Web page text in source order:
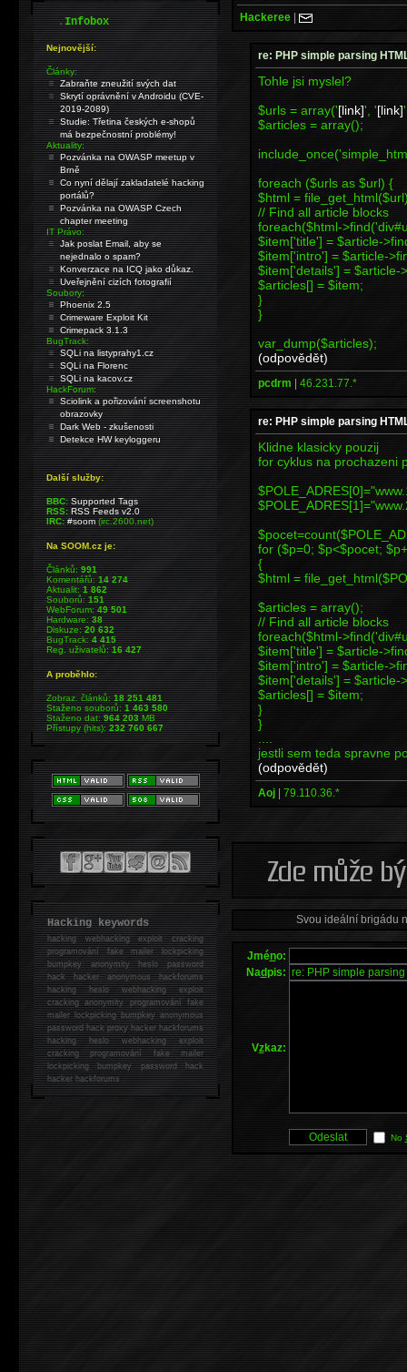
Hackeree |
re: PHP simple parsing
Tohle jsi myslel?
$urls = array('[link]', '[link]
$articles = array();
foreach ($urls as $url) {
$html =
// Find all article blocks
foreach($html-
$item['title'] = $article-
$item['intro'] = $article-
$item['details'] = $article-
$articles[] = $item;
}
}
var_dump($articles);
(odpovědět)
pcdrm | 46.231.77.*
re: PHP simple parsing
Klidne klasicky pouzij
for cyklus na prochazeni
for ($p=0; $p<$pocet;
{
$html =
$articles = array();
// Find all article blocks
foreach($html-
$item['title'] = $article-
$item['intro'] = $article-
$item['details'] = $article-
$articles[] = $item;
}
}
jestli sem teda spravne
(odpovědět)
Aoj | 79.110.36.*
Svou ideální brigádu
Jméno:
Nadpis:
Vzkaz:
No
.Infobox
Nejnovější:
Články:
Zabraňte zneužití svých dat
Skrytí oprávnění v Androidu (CVE-
2019-2089)
Studie: Třetina českých e-shopů
má bezpečnostní problémy!
Aktuality:
Pozvánka na OWASP meetup v
Brně
Co nyní dělají zakladatelé hacking
portálů?
Pozvánka na OWASP Czech
chapter meeting
IT Právo:
Jak poslat Email, aby se
nejednalo o spam?
Konverzace na ICQ jako důkaz.
Uveřejnění cizích fotografií
Soubory:
Phoenix 2.5
Crimeware Exploit Kit
Crimepack 3.1.3
BugTrack:
SQLi na listyprahy1.cz
SQLi na Florenc
SQLi na kacov.cz
HackForum:
Sciolink a pořizování screenshotu
obrazovky
Dark Web - zkušenosti
Detekce HW keyloggeru
Další služby:
BBC: Supported Tags
RSS: RSS Feeds v2.0
IRC: #soom(irc.2600.net)
Na SOOM.cz je:
Článků:991
Komentářů:14 274
Aktualit:1 862
Souborů:151
WebForum:49 501
Hardware:38
Diskuze:20 632
BugTrack:4 415
Reg. uživatelů:16 427
A proběhlo:
Zobraz. článků:18 251 481
Staženo souborů:1 463 580
Staženo dat:964 203MB
Přístupy (hits):232 760 667
Hacking keywords
hackingwebhacking exploit cracking
programování fake mailer lockpicking
bumpkey anonymity heslo password
hackhacker anonymous hackforums
hackingheslo webhacking exploit
cracking anonymity programování fake
mailer lockpicking bumpkey anonymous
password hack proxy hacker hackforums
hacking heslo webhacking exploit
cracking programování fake mailer
lockpicking bumpkey password hack
hackerhackforums